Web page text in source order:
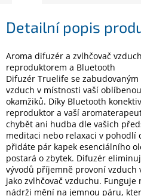
Elektronika
Domácnost
%
Black
Friday
VÝPRODEJ
Akční
zboží
Detailní popis
Aroma difuzér a zvlhčovač
reproduktorem a Bluetooth
Difuzér Truelife se
vzduch v místnosti vaší
okamžiků. Díky Bluetooth
reproduktor a vaší
chybět ani hudba dle vašich
meditaci nebo relaxaci v pohodlí
přidáte pár kapek esenciálního
postará o zbytek. Difuzér
vývodů příjemně provoní vzduch
jako zvlhčovač vzduchu.
nádrži mění na jemnou páru,